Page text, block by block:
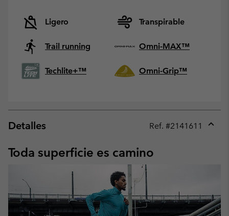
Ligero Transpirable
Trail running Omni-MAX™
Techlite+™ Omni-Grip™
Detalles Ref. #2141611
Toda superficie es camino